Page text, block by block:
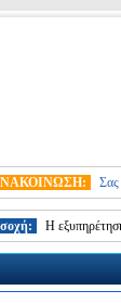
Σας
Η εξυπηρέτηση στο